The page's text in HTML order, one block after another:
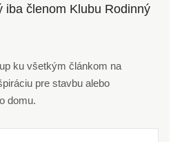
iba členom Klubu Rodinný
ku všetkým článkom na
pre stavbu alebo
domu.